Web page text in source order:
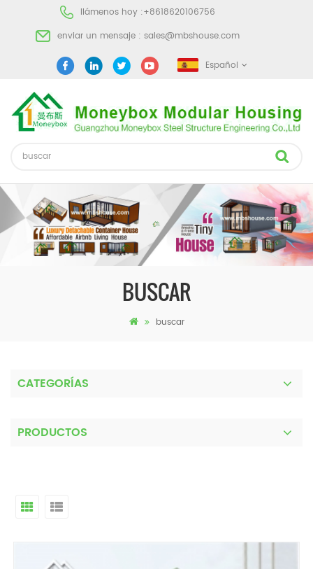
llámenos hoy :+8618620106756
enviar un mensaje : sales@mbshouse.com
Español
BUSCAR
buscar
CATEGORÍAS
PRODUCTOS